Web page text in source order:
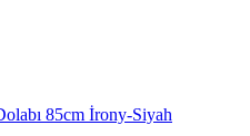
85cm İrony-Siyah